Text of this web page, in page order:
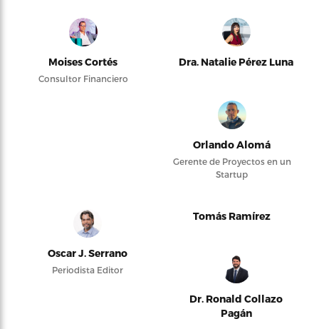
Moises Cortés
Consultor Financiero
Dra. Natalie Pérez Luna
Orlando Alomá
Gerente de Proyectos en un
Startup
Oscar J. Serrano
Periodista Editor
Tomás Ramírez
Dr. Ronald Collazo
Pagán